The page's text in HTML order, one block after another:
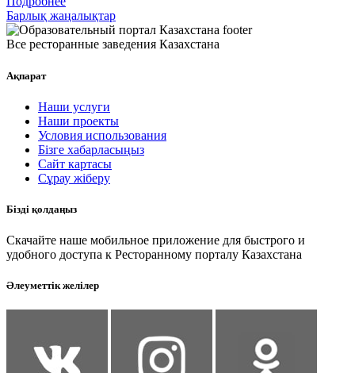
Барлық жаңалықтар
Все ресторанные заведения Казахстана
Ақпарат
Наши услуги
Наши проекты
Условия использования
Бізге хабарласыңыз
Сайт картасы
Сұрау жіберу
Бізді қолдаңыз
Скачайте наше мобильное приложение для быстрого и
удобного доступа к Ресторанному порталу Казахстана
Әлеуметтік желілер